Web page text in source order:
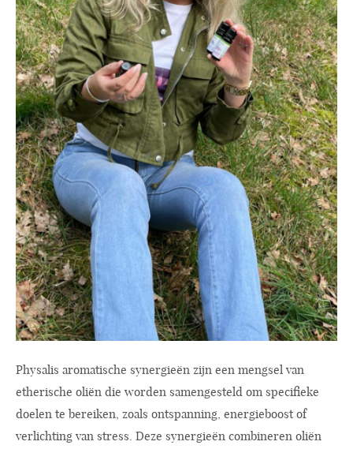
Physalis aromatische synergieën zijn een mengsel van
etherische oliën die worden samengesteld om specifieke
doelen te bereiken, zoals ontspanning, energieboost of
verlichting van stress. Deze synergieën combineren oliën